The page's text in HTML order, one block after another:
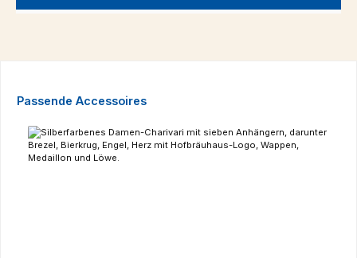
Produktgalerie überspringen
Passende Accessoires